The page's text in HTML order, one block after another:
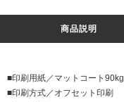
商品説明
■印刷用紙／マットコート90kg
■印刷方式／オフセット印刷